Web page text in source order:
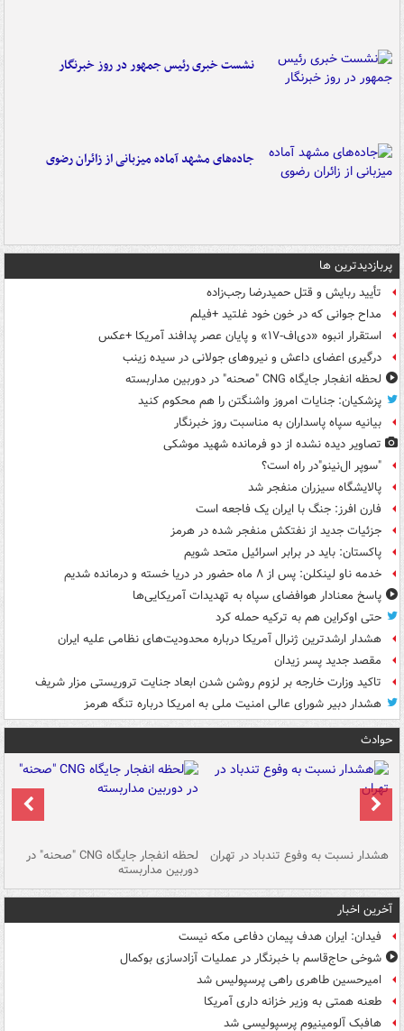
نشست خبری رئیس جمهور در روز خبرنگار
جاده‌های مشهد آماده میزبانی از زائران رضوی
پربازدیدترین ها
تأیید ربایش و قتل حمیدرضا رجب‌زاده
مداح جوانی که در خون خود غلتید +فیلم
استقرار انبوه «دی‌اف‑۱۷» و پایان عصر پدافند آمریکا +عکس
درگیری اعضای داعش و نیروهای جولانی در سیده زینب
لحظه انفجار جایگاه CNG "صحنه" در دوربین مداربسته
پزشکیان: جنایات امروز واشنگتن را هم محکوم کنید
بیانیه سپاه پاسداران به مناسبت روز خبرنگار
تصاویر دیده‌ نشده از دو فرمانده شهید موشکی
"سوپر ال‌نینو"در راه است؟
پالایشگاه سیزران منفجر شد
فارن افرز: جنگ با ایران یک فاجعه است
جزئیات جدید از نفتکش منفجر شده در هرمز
پاکستان: باید در برابر اسرائیل متحد شویم
خدمه ناو لینکلن: پس از ۸ ماه حضور در دریا خسته و درمانده‌ شدیم
پاسخ معنادار هوافضای سپاه به تهدیدات آمریکایی‌ها
حتی اوکراین هم به ترکیه حمله کرد
هشدار ارشدترین ژنرال آمریکا درباره محدودیت‌های نظامی علیه ایران
مقصد جدید پسر زیدان
تاکید وزارت خارجه بر لزوم روشن شدن ابعاد جنایت تروریستی مزار شریف
هشدار دبیر شورای عالی امنیت ملی به امریکا درباره تنگه هرمز
حوادث
هشدار نسبت به وفوع تندباد در تهران لحظه انفجار جایگاه CNG "صحنه" در
دوربین مداربسته
آخرین اخبار
فیدان: ایران هدف پیمان دفاعی مکه نیست
شوخی حاج‌قاسم با خبرنگار در عملیات آزادسازی بوکمال
امیرحسین طاهری راهی پرسپولیس شد
طعنه همتی به وزیر خزانه داری آمریکا
هافبک آلومینیوم پرسپولیسی شد